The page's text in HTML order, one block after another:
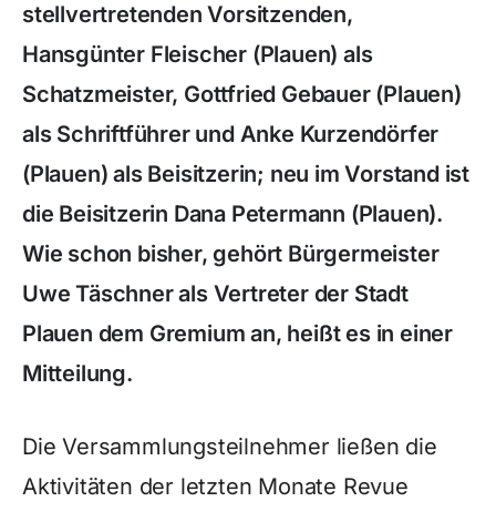
stellvertretenden Vorsitzenden,
Hansgünter Fleischer (Plauen) als
Schatzmeister, Gottfried Gebauer (Plauen)
als Schriftführer und Anke Kurzendörfer
(Plauen) als Beisitzerin; neu im Vorstand ist
die Beisitzerin Dana Petermann (Plauen).
Wie schon bisher, gehört Bürgermeister
Uwe Täschner als Vertreter der Stadt
Plauen dem Gremium an, heißt es in einer
Mitteilung.
Die Versammlungsteilnehmer ließen die
Aktivitäten der letzten Monate Revue